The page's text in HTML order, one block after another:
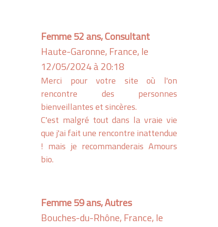
Femme 52 ans, Consultant
Haute-Garonne, France, le
12/05/2024 à 20:18
Merci pour votre site où l'on
rencontre des personnes
bienveillantes et sincères.
C'est malgré tout dans la vraie vie
que j'ai fait une rencontre inattendue
! mais je recommanderais Amours
bio.
Femme 59 ans, Autres
Bouches-du-Rhône, France, le